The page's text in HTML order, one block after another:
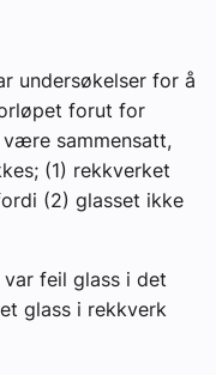
undersøkelser for å
forut for
være sammensatt,
(1) rekkverket
(2) glasset ikke
feil glass i det
glass i rekkverk